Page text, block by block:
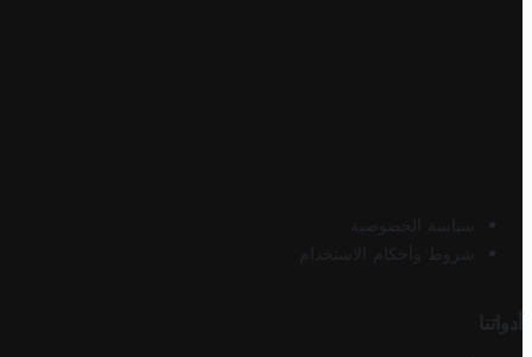
سياسة الخصوصية
شروط وأحكام الاستخدام
أدواتنا